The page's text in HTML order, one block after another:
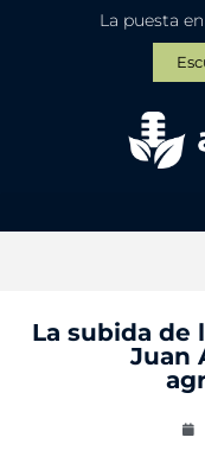
La puesta
La subida de
Juan